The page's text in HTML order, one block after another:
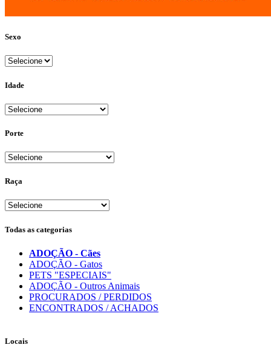
Sexo
Idade
Porte
Raça
Todas as categorias
ADOÇÃO - Cães
ADOÇÃO - Gatos
PETS "ESPECIAIS"
ADOÇÃO - Outros Animais
PROCURADOS / PERDIDOS
ENCONTRADOS / ACHADOS
Locais